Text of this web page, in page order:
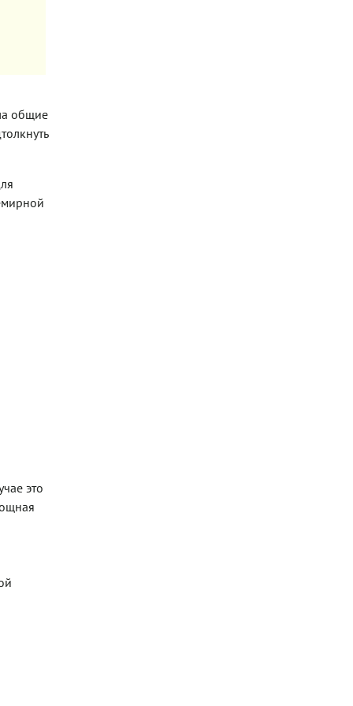
общие
это